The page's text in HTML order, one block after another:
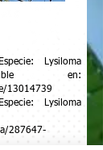
Lysiloma
en:
13014739
Lysiloma
287647-